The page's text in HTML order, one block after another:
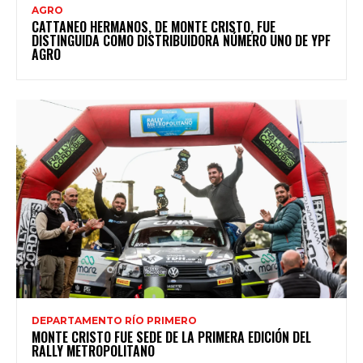
AGRO
CATTANEO HERMANOS, DE MONTE CRISTO, FUE
DISTINGUIDA COMO DISTRIBUIDORA NÚMERO UNO DE YPF
AGRO
DEPARTAMENTO RÍO PRIMERO
MONTE CRISTO FUE SEDE DE LA PRIMERA EDICIÓN DEL
RALLY METROPOLITANO